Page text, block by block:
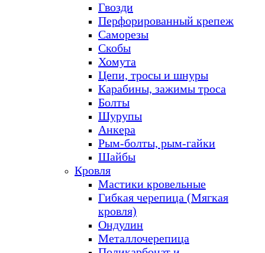
Гвозди
Перфорированный крепеж
Саморезы
Скобы
Хомута
Цепи, тросы и шнуры
Карабины, зажимы троса
Болты
Шурупы
Анкера
Рым-болты, рым-гайки
Шайбы
Кровля
Мастики кровельные
Гибкая черепица (Мягкая
кровля)
Ондулин
Металлочерепица